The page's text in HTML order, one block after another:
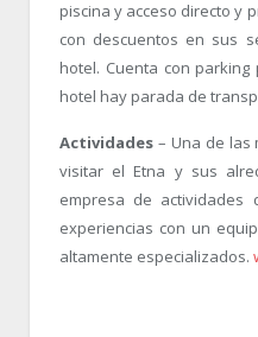
piscina y acceso directo y
con descuentos en sus
hotel. Cuenta con
hotel hay parada de
Actividades – Una de las
visitar el Etna y sus
empresa de actividades
experiencias con un
altamente especializados.